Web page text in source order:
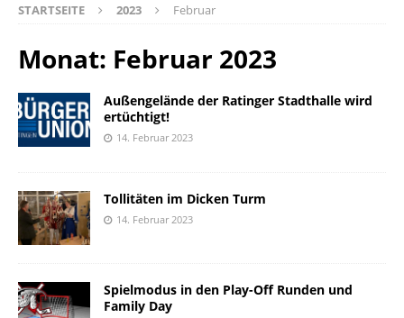
STARTSEITE 2023 Februar
Monat: Februar 2023
Außengelände der Ratinger Stadthalle wird
ertüchtigt!
14. Februar 2023
Tollitäten im Dicken Turm
14. Februar 2023
Spielmodus in den Play-Off Runden und
Family Day